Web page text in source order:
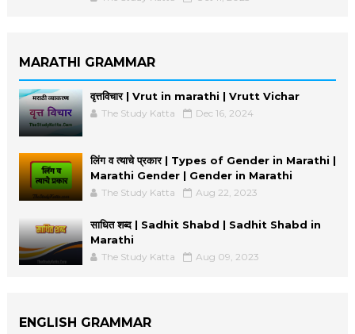
MARATHI GRAMMAR
वृत्तविचार | Vrut in marathi | Vrutt Vichar
The Study Katta Dec 16, 2024
लिंग व त्याचे प्रकार | Types of Gender in Marathi |
Marathi Gender | Gender in Marathi
The Study Katta Aug 22, 2023
साधित शब्द | Sadhit Shabd | Sadhit Shabd in
Marathi
The Study Katta Aug 09, 2023
ENGLISH GRAMMAR